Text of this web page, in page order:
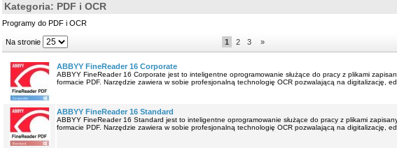
Kategoria: PDF i OCR
Programy do PDF i OCR
Na stronie 1 2 3 »
ABBYY FineReader 16 Corporate
ABBYY FineReader 16 Corporate jest to inteligentne oprogramowanie służące do pracy z plikami
formacie PDF. Narzędzie zawiera w sobie profesjonalną technologię OCR pozwalającą na digitalizację,
ABBYY FineReader 16 Standard
ABBYY FineReader 16 Standard jest to inteligentne oprogramowanie służące do pracy z plikami
formacie PDF. Narzędzie zawiera w sobie profesjonalną technologię OCR pozwalającą na digitalizację,